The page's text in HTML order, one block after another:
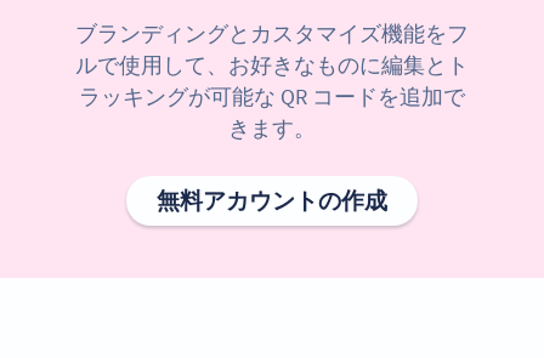
ブランディングとカスタマイズ機能をフ
ルで使用して、お好きなものに編集とト
ラッキングが可能な QR コードを追加で
きます。
無料アカウントの作成